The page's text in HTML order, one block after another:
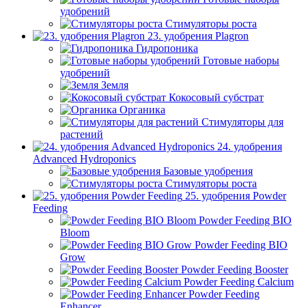
удобрений
Стимуляторы роста
23. удобрения Plagron
Гидропоника
Готовые наборы
удобрений
Земля
Кокосовый субстрат
Органика
Стимуляторы для
растений
24. удобрения
Advanced Hydroponics
Базовые удобрения
Стимуляторы роста
25. удобрения Powder
Feeding
Powder Feeding BIO
Bloom
Powder Feeding BIO
Grow
Powder Feeding Booster
Powder Feeding Calcium
Powder Feeding